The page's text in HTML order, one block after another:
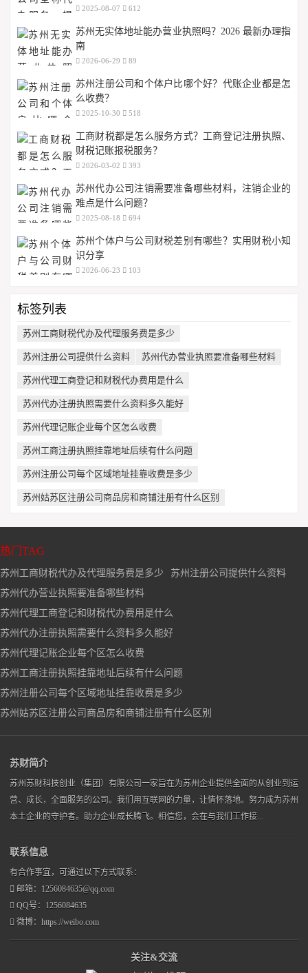
2025-08-07 612
苏州无实体地址能办营业执照吗？2026 最新办理指
南
2026-06-29 89
苏州注册公司和个体户比哪个好？代账企业都是怎
么收费？
2025-10-30 518
工商财税都是怎么服务方式？工商登记注册执照、
财税记账报税服务？
2026-03-02 393
苏州代办公司注销需要准备哪些材料，注销企业的
难点是什么问题？
2025-08-18 694
苏州个体户与公司财税差别有哪些？实用财税小知
识分享
2026-06-23 103
标签列表
苏州工商财税代办及代理服务费是多少
苏州注册公司提供什么资料 苏州代办营业执照要准备哪些材料
苏州代理工商登记和财税代办费用是什么
苏州代办注册执照需要什么资料多久能好
苏州代理记账企业每个区怎么收费
苏州工商注册执照挂靠地址后续有什么问题
苏州注册公司每个区域地址挂靠收费是多少
苏州姑苏区注册公司商品房和商铺注册有什么区别
热门TAG
苏州工商财税代办及代理服务费是多少
苏州注册公司提供什么资料
苏州代办营业执照要准备哪些材料
苏州代理工商登记和财税代办费用是什么
苏州代办注册执照需要什么资料多久能好
苏州代理记账企业每个区怎么收费
苏州工商注册执照挂靠地址后续有什么问题
苏州注册公司每个区域地址挂靠收费是多少
苏州姑苏区注册公司商品房和商铺注册有什么区别
苏财简介
苏州苏财科技创业（集团）有限公司一家旨在为苏州企业提供全面的从创业到运
营、成长，全面服务的公司。我们用互联网的力量，让情怀落地。努力成为苏州
本土企业的守护者。助力企业成长腾飞。相信您，会在与我们工作接...
联系信息
有合作事宜，可通过以下方式联系：
邮箱：1256084635@qq.com
QQ号：1256084635
微博：https://weibo.com
关注&交流